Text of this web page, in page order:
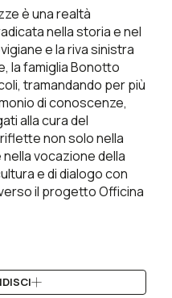
è una realtà
nella storia e nel
e la riva sinistra
la famiglia Bonotto
tramandando per più
di conoscenze,
alla cura del
non solo nella
vocazione della
e di dialogo con
il progettoOfficina